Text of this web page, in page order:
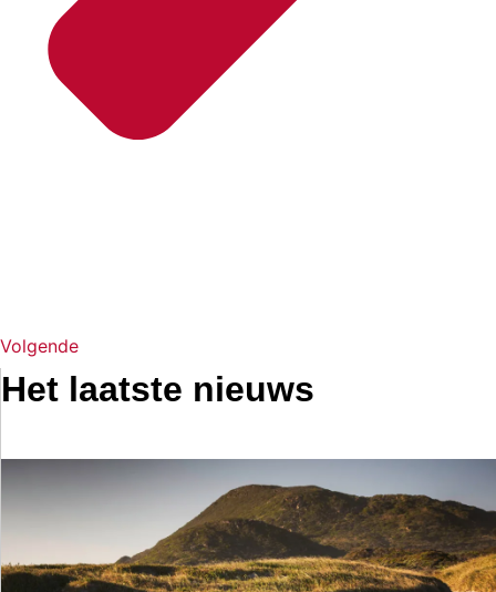
Volgende
Het laatste nieuws